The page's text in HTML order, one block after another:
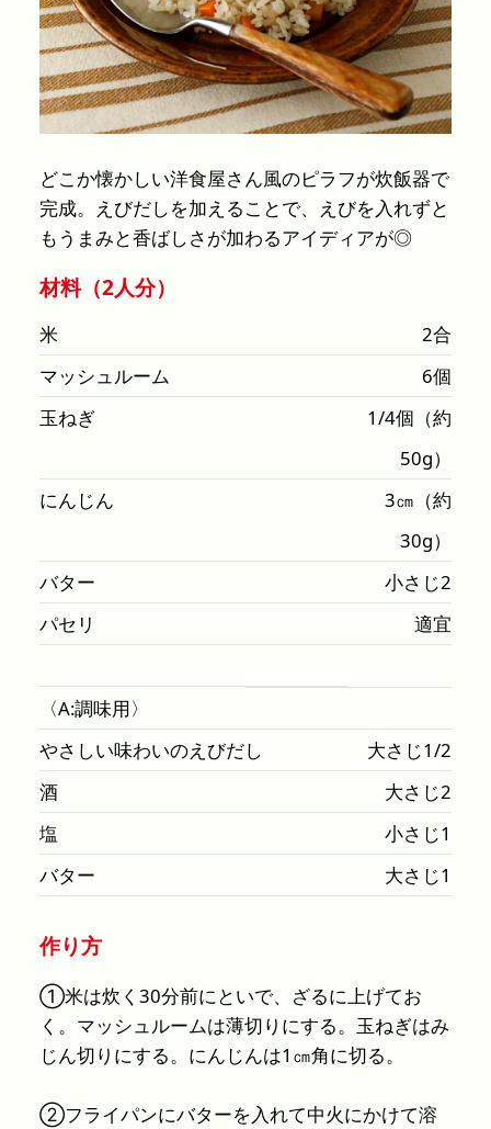
どこか懐かしい洋食屋さん風のピラフが炊飯器で
完成。えびだしを加えることで、えびを入れずと
もうまみと香ばしさが加わるアイディアが◎
材料（2人分）
米
2合
マッシュルーム
6個
玉ねぎ
1/4個（約
50g）
にんじん
3㎝（約
30g）
バター
小さじ2
パセリ
適宜
〈A:調味用〉
やさしい味わいのえびだし
大さじ1/2
酒
大さじ2
塩
小さじ1
バター
大さじ1
作り方
①米は炊く30分前にといで、ざるに上げてお
く。マッシュルームは薄切りにする。玉ねぎはみ
じん切りにする。にんじんは1㎝角に切る。
②フライパンにバターを入れて中火にかけて溶